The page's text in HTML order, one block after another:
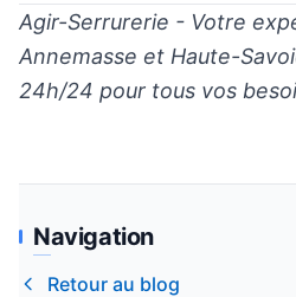
Agir-Serrurerie - Votre
Annemasse et Haute-
24h/24 pour tous vos
Navigation
Retour au blog